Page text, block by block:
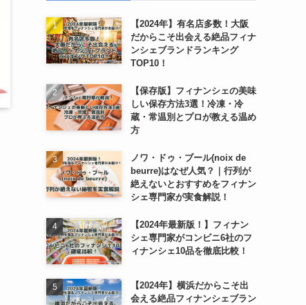
【2024年】有名店多数！大阪
だからこそ出会える絶品フィナ
ンシェブランドランキング
TOP10！
【保存版】フィナンシェの美味
しい保存方法3選！冷凍・冷
蔵・常温別とプロが教える温め
方
ノワ・ドゥ・ブール(noix de
beurre)はなぜ人気？｜行列が
絶えないとおすすめをフィナン
シェ専門家が実食解説！
【2024年最新版！】フィナン
シェ専門家がコンビニ6社のフ
ィナンシェ10品を徹底比較！
【2024年】横浜だからこそ出
会える絶品フィナンシェブラン